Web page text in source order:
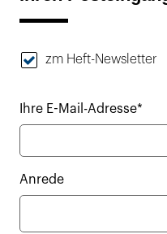
zm Heft-Newsletter
Ihre E-Mail-Adresse*
Anrede